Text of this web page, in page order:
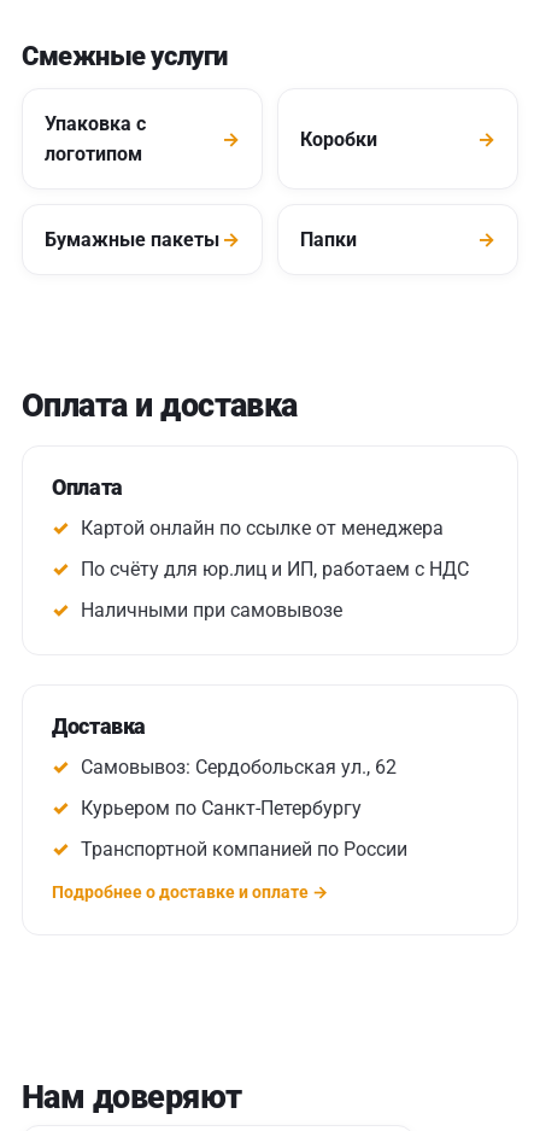
Смежные услуги
Упаковка с
логотипом
→ Коробки →
Бумажные пакеты → Папки →
Оплата и доставка
Оплата
Картой онлайн по ссылке от менеджера
По счёту для юр.лиц и ИП, работаем с НДС
Наличными при самовывозе
Доставка
Самовывоз: Сердобольская ул., 62
Курьером по Санкт-Петербургу
Транспортной компанией по России
Подробнее о доставке и оплате →
Нам доверяют